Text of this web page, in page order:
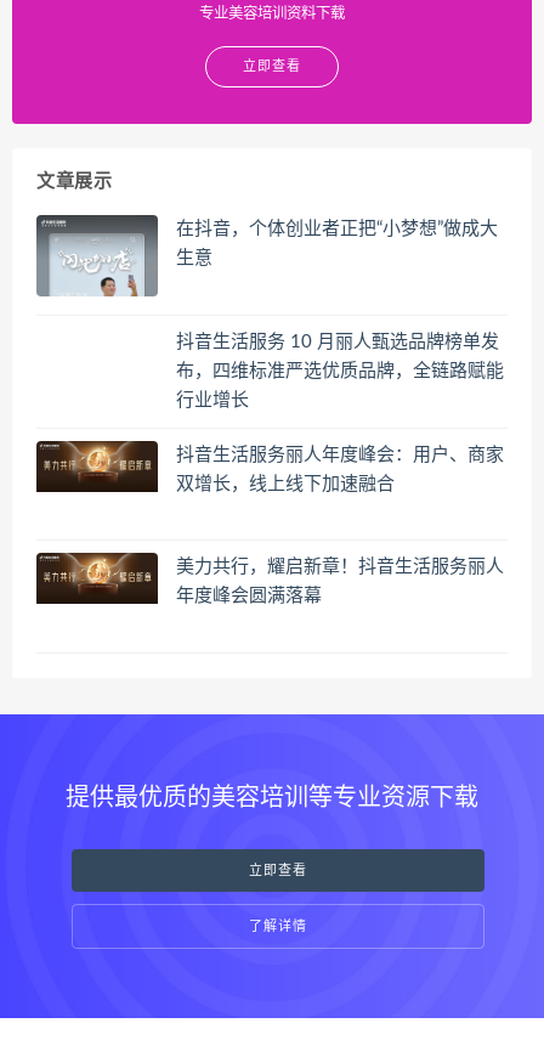
专业美容培训资料下载
立即查看
文章展示
在抖音，个体创业者正把“小梦想”做成大
生意
抖音生活服务 10 月丽人甄选品牌榜单发
布，四维标准严选优质品牌，全链路赋能
行业增长
抖音生活服务丽人年度峰会：用户、商家
双增长，线上线下加速融合
美力共行，耀启新章！抖音生活服务丽人
年度峰会圆满落幕
提供最优质的美容培训等专业资源下载
立即查看
了解详情